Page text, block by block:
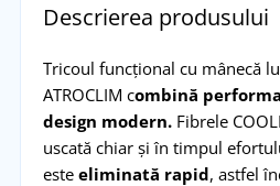
Descrierea produsului
Tricoul funcțional cu mânecă
ATROCLIM combină
design modern.Fibrele
uscată chiar și în timpul
este eliminată rapid, astfel